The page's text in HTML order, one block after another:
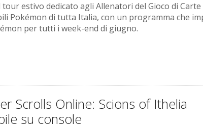
estivo dedicato agli Allenatori del Gioco di Carte
Pokémon di tutta Italia, con un programma che
per tutti i week-end di giugno.
Scrolls Online: Scions of Ithelia
su console